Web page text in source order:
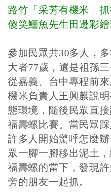
路竹「采芳有機米」
傻笑鱷魚先生田邊彩
參加民眾共30多人，
大者77歲，還是祖孫
從嘉義、台中專程前
機米負責人王興麒說
態環境，隨後民眾直
福壽螺比賽。當民眾
許多人開始驚呼怎麼
眾一腳一腳移出泥土
福壽螺的當下，發現
旁的朋友一起抓。